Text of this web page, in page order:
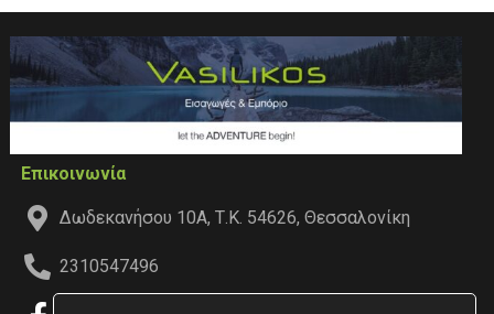
Επικοινωνία
Δωδεκανήσου 10Α, Τ.Κ. 54626, Θεσσαλονίκη
2310547496